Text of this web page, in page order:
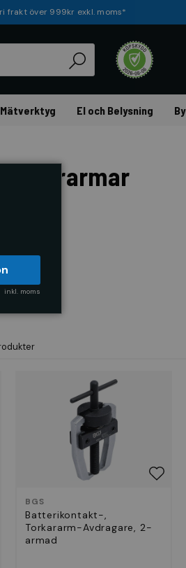
frakt över 999kr exkl. moms*
Mätverktyg El och Belysning
BGS
Batterikontakt-,
Torkararm-Avdragare, 2-
armad
inkl. moms